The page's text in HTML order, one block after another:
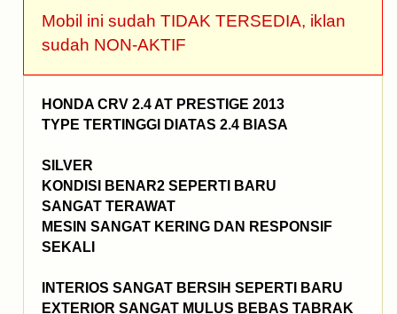
Mobil ini sudah TIDAK TERSEDIA, iklan
sudah NON-AKTIF
HONDA CRV 2.4 AT PRESTIGE 2013
TYPE TERTINGGI DIATAS 2.4 BIASA
SILVER
KONDISI BENAR2 SEPERTI BARU
SANGAT TERAWAT
MESIN SANGAT KERING DAN RESPONSIF
SEKALI
INTERIOS SANGAT BERSIH SEPERTI BARU
EXTERIOR SANGAT MULUS BEBAS TABRAK